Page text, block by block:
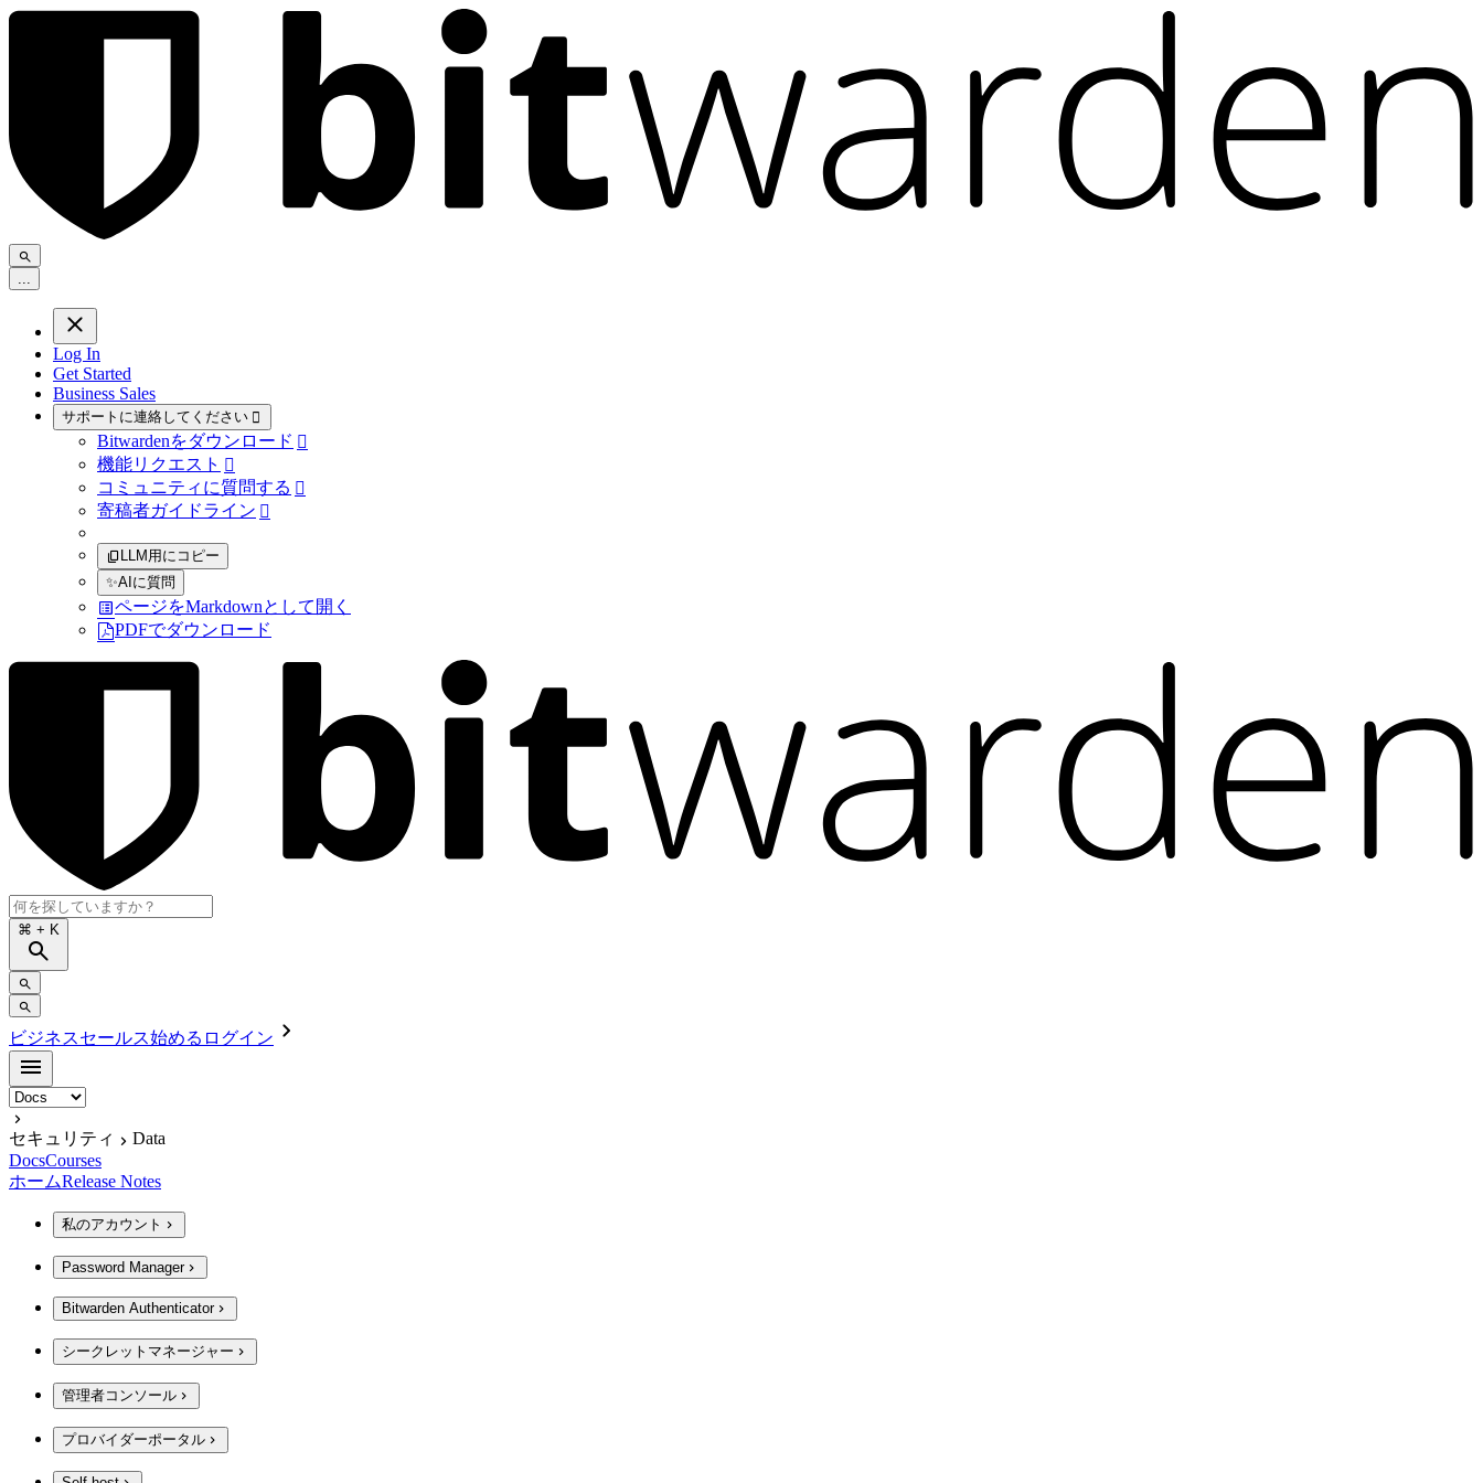
Log In
Get Started
Business Sales
サポートに連絡してください 
Bitwardenをダウンロード 
機能リクエスト 
コミュニティに質問する 
寄稿者ガイドライン 
LLM用にコピー
✨AIに質問
ページをMarkdownとして開く
PDFでダウンロード
⌘ + K
ビジネスセールス始める ログイン
セキュリティ
Data
DocsCourses
ホームRelease Notes
私のアカウント
Password Manager
Bitwarden Authenticator
シークレットマネージャー
管理者コンソール
プロバイダーポータル